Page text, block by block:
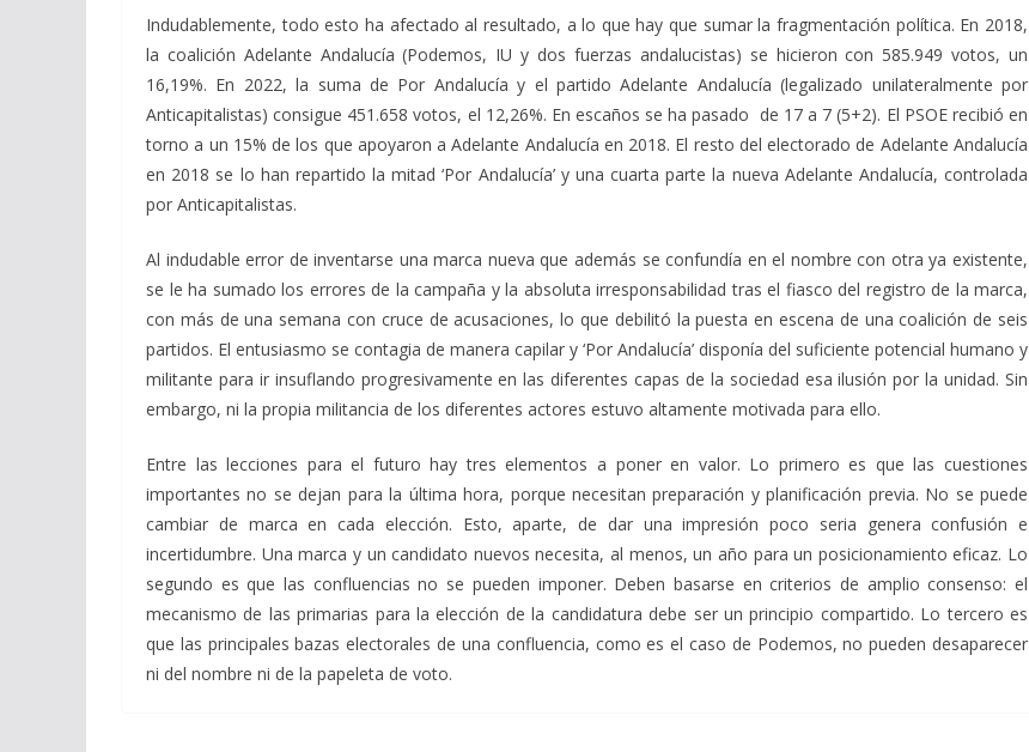
Indudablemente, todo esto ha afectado al resultado, a lo que hay que sumar la fragmentación política. En 2018,
la coalición Adelante Andalucía (Podemos, IU y dos fuerzas andalucistas) se hicieron con 585.949 votos, un
16,19%. En 2022, la suma de Por Andalucía y el partido Adelante Andalucía (legalizado unilateralmente por
Anticapitalistas) consigue 451.658 votos, el 12,26%. En escaños se ha pasado de 17 a 7 (5+2). El PSOE recibió en
torno a un 15% de los que apoyaron a Adelante Andalucía en 2018. El resto del electorado de Adelante Andalucía
en 2018 se lo han repartido la mitad ‘Por Andalucía’ y una cuarta parte la nueva Adelante Andalucía,controlada
por Anticapitalistas.
Al indudable error de inventarse una marca nueva que además se confundía en el nombre con otra ya existente,
se le ha sumado los errores de la campaña y la absoluta irresponsabilidad tras el fiasco del registro de la marca,
con más de una semana con cruce de acusaciones, lo que debilitó la puesta en escena de una coalición de seis
partidos. El entusiasmo se contagia de manera capilar y ‘Por Andalucía’ disponía del suficiente potencial humano y
militante para ir insuflando progresivamente en las diferentes capas de la sociedad esa ilusión por la unidad. Sin
embargo, ni la propia militancia de los diferentes actores estuvo altamente motivada para ello.
Entre las lecciones para el futuro hay tres elementos a poner en valor. Lo primero es que las cuestiones
importantes no se dejan para la última hora, porque necesitan preparación y planificación previa. No se puede
cambiar de marca en cada elección. Esto, aparte, de dar una impresión poco seria genera confusión e
incertidumbre. Una marca y un candidato nuevos necesita, al menos, un año para un posicionamiento eficaz. Lo
segundo es que las confluencias no se pueden imponer. Deben basarse en criterios de amplio consenso: el
mecanismo de las primarias para la elección de la candidatura debe ser un principio compartido. Lo tercero es
que las principales bazas electorales de una confluencia, como es el caso de Podemos, no pueden desaparecer
ni del nombre ni de la papeleta de voto.